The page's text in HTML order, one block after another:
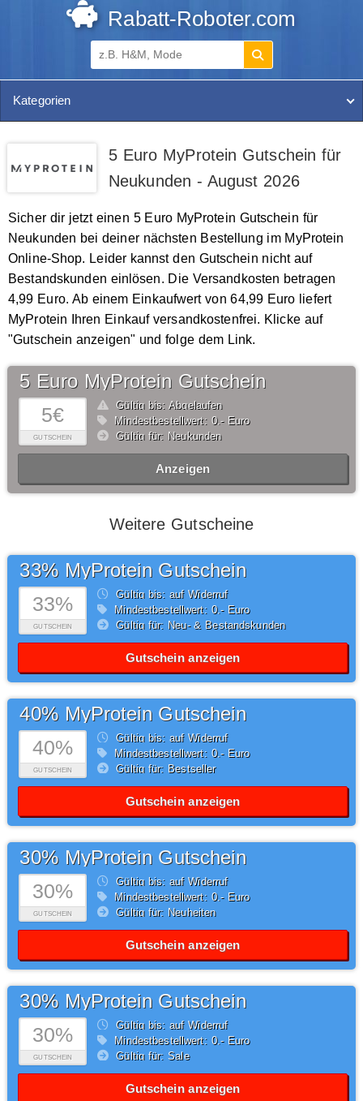
Rabatt-Roboter.com
Kategorien
5 Euro MyProtein Gutschein für
Neukunden - August 2026
Sicher dir jetzt einen 5 Euro MyProtein Gutschein für
Neukunden bei deiner nächsten Bestellung im MyProtein
Online-Shop. Leider kannst den Gutschein nicht auf
Bestandskunden einlösen. Die Versandkosten betragen
4,99 Euro. Ab einem Einkaufwert von 64,99 Euro liefert
MyProtein Ihren Einkauf versandkostenfrei. Klicke auf
"Gutschein anzeigen" und folge dem Link.
5€
GUTSCHEIN
5 Euro MyProtein Gutschein
Gültig bis: Abgelaufen
Mindestbestellwert: 0,- Euro
Gültig für: Neukunden
Anzeigen
Weitere Gutscheine
33%
GUTSCHEIN
33% MyProtein Gutschein
Gültig bis: auf Widerruf
Mindestbestellwert: 0,- Euro
Gültig für: Neu- & Bestandskunden
Gutschein anzeigen
40%
GUTSCHEIN
40% MyProtein Gutschein
Gültig bis: auf Widerruf
Mindestbestellwert: 0,- Euro
Gültig für: Bestseller
Gutschein anzeigen
30%
GUTSCHEIN
30% MyProtein Gutschein
Gültig bis: auf Widerruf
Mindestbestellwert: 0,- Euro
Gültig für: Neuheiten
Gutschein anzeigen
30%
GUTSCHEIN
30% MyProtein Gutschein
Gültig bis: auf Widerruf
Mindestbestellwert: 0,- Euro
Gültig für: Sale
Gutschein anzeigen